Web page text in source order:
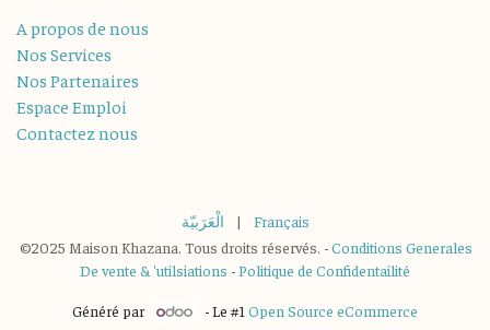
A propos de nous
Nos Services
Nos Partenaires
Espace Emploi
Contactez nous
©2025 Maison Khazana. Tous droits réservés. -Conditions Generales
De vente & 'utilsiations -Politique de Confidentailité
الْعَرَبيّة | Français
Généré par - Le #1 Open Source eCommerce